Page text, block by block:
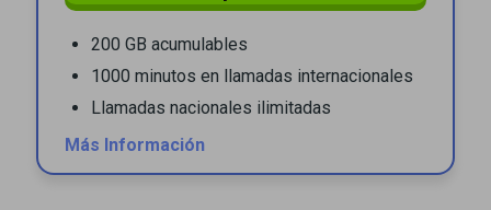
200 GB acumulables
1000 minutos en llamadas internacionales
Llamadas nacionales ilimitadas
Más Información